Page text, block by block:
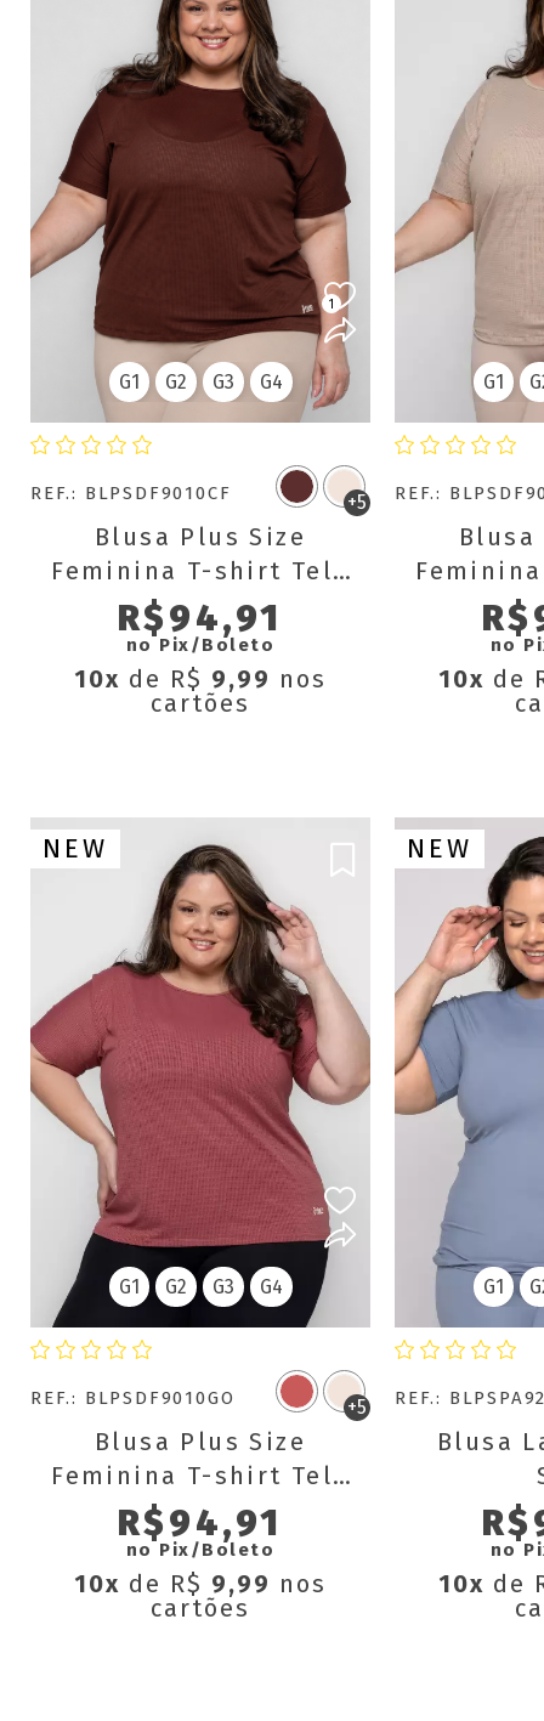
1
REF.: BLPSDF9010CF +5
Blusa Plus Size
Feminina T-shirt Tela
Dry Fit Básica
Verônica
R$94,91
no Pix/Boleto
10x de R$ 9,99 nos
cartões
G1 G2 G3 G4
REF.:
Blusa
Dry
no
10x de
G1
NEW
REF.: BLPSDF9010GO +5
Blusa Plus Size
Feminina T-shirt Tela
Dry Fit Básica
Verônica
R$94,91
no Pix/Boleto
10x de R$ 9,99 nos
cartões
G1 G2 G3 G4
NEW
REF.:
Blusa
no
10x de
G1